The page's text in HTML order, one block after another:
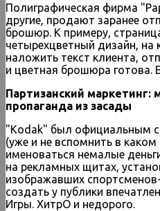
Полиграфическая фирма
другие, продают заранее
брошюр. К примеру,
четырехцветный дизайн, на
наложить текст клиента,
и цветная брошюра готова.
Партизанский маркетинг:
пропаганда из засады
"Kodak" был официальным
(уже и не вспомнить в каком
именоваться немалые
на рекламных щитах,
изображавших
создать у публики
Игры. ХитрО и недорого.